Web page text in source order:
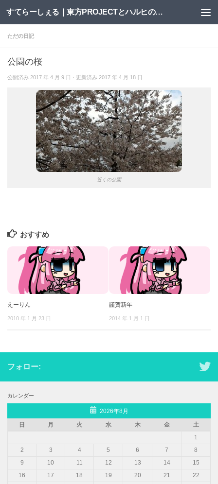
コンテンツへスキップ すてらーしぇる｜東方PROJECTとハルヒの二次創作サイト
ただの日記
公園の桜
公開済み 2017 年 4 月 9 日 · 更新済み 2017 年 4 月 18 日
近くの公園
おすすめ
えーりん
2010 年 1 月 23 日
謹賀新年
2014 年 1 月 1 日
フォロー:
カレンダー
2026年8月
日
月 火 水 木 金
土
1
2
3 4 5 6 7
8
9
10 11 12 13 14
15
16
17 18 19 20 21
22